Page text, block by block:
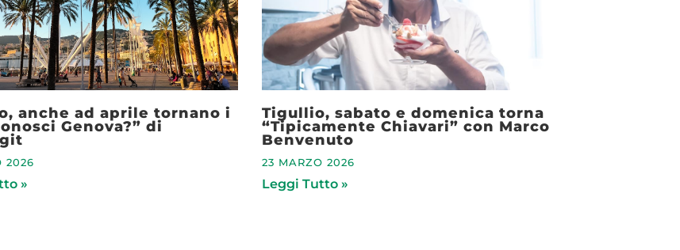
anche ad aprile tornano i
Genova?” di
2026
»
Tigullio, sabato e domenica torna
“Tipicamente Chiavari” con Marco
Benvenuto
23 MARZO 2026
Leggi Tutto »